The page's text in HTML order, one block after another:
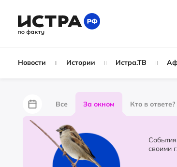
Новости Истории Истра.ТВ
Все За окном Кто в ответе?
За забором
Партнёрский материал
События,
своими